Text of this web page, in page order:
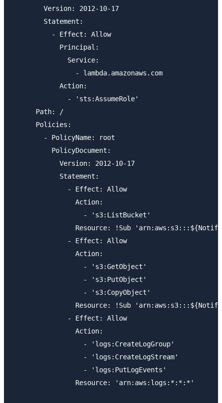
        Version: 2012-10-17
        Statement:
          - Effect: Allow
            Principal:
              Service:
                - lambda.amazonaws.com
            Action:
              - 'sts:AssumeRole'
      Path: /
      Policies:
        - PolicyName: root
          PolicyDocument:
            Version: 2012-10-17
            Statement:
              - Effect: Allow
                Action:
                  - 's3:ListBucket'
Resource: !Sub
              - Effect: Allow
                Action:
                  - 's3:GetObject'
                  - 's3:PutObject'
                  - 's3:CopyObject'
Resource: !Sub
              - Effect: Allow
                Action:
                  - 'logs:CreateLogGroup'
                  - 'logs:CreateLogStream'
                  - 'logs:PutLogEvents'
                Resource: 'arn:aws:logs:*:*:*'